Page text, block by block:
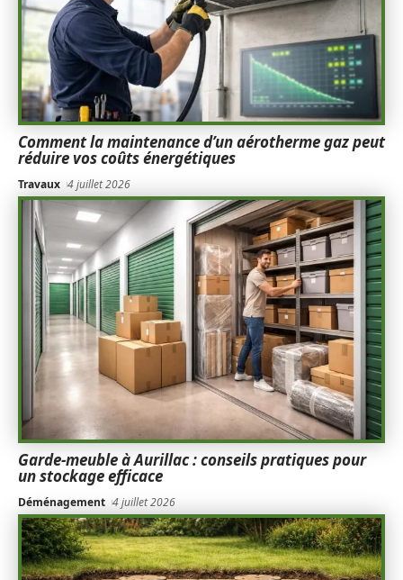
Comment la maintenance d’un aérotherme gaz peut
réduire vos coûts énergétiques
Travaux 4 juillet 2026
Garde-meuble à Aurillac : conseils pratiques pour
un stockage efficace
Déménagement 4 juillet 2026